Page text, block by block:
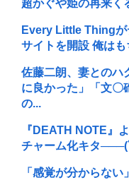
超かぐや姫の再来く
Every Little Thingが
サイトを開設 俺はも
佐藤二朗、妻とのハ
に良かった」「文〇
の...
『DEATH NOTE』
チャーム化キタ
「感覚が分からな